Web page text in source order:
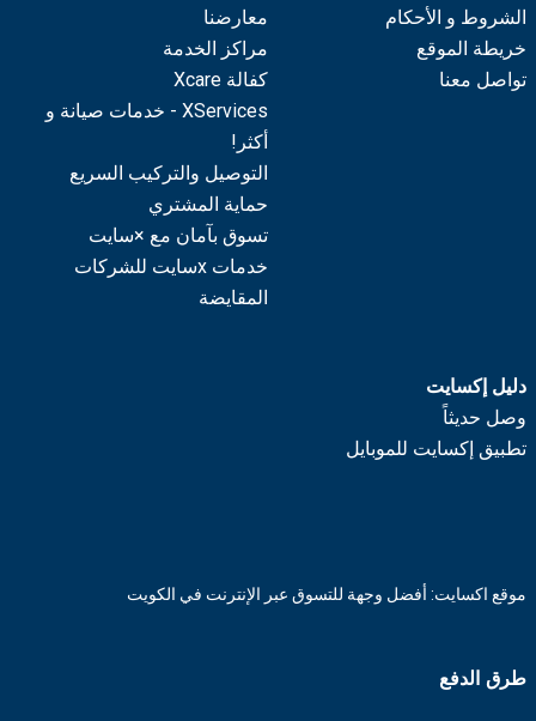
الشروط و الأحكام
خريطة الموقع
تواصل معنا
معارضنا
مراكز الخدمة
كفالة Xcare
XServices - خدمات صيانة و
أكثر!
التوصيل والتركيب السريع
حماية المشتري
تسوق بآمان مع ×سايت
خدمات xسايت للشركات
المقايضة
دليل إكسايت
وصل حديثاً
تطبيق إكسايت للموبايل
موقع اكسايت: أفضل وجهة للتسوق عبر الإنترنت في الكويت
طرق الدفع